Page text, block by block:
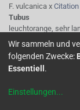
F. vulcanica x Citation
Tubus
leuchtorange, sehr
Sepalen
kurz, leuchtorange,
Korolle/Petalen
reinorange
cremefarben, kaum
Wir sammeln und
folgenden Zwecke:
Essentiell .
Einstellungen...